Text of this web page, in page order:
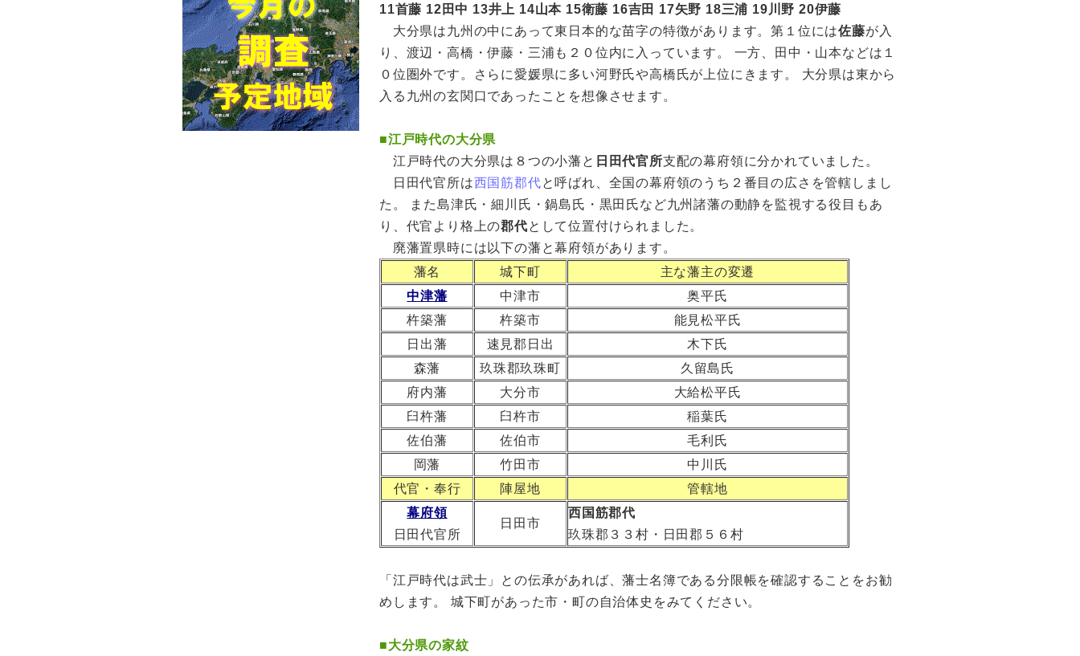
11首藤 12田中 13井上 14山本 15衛藤 16吉田 17矢野 18三浦 19川野 20伊藤
大分県は九州の中にあって東日本的な苗字の特徴があります。第１位には佐藤が入
り、渡辺・高橋・伊藤・三浦も２０位内に入っています。 一方、田中・山本などは１
０位圏外です。さらに愛媛県に多い河野氏や高橋氏が上位にきます。 大分県は東から
入る九州の玄関口であったことを想像させます。
■江戸時代の大分県
江戸時代の大分県は８つの小藩と 日田代官所支配の幕府領に分かれていました。
日田代官所は西国筋郡代と呼ばれ、全国の幕府領のうち２番目の広さを管轄しまし
た。 また島津氏・細川氏・鍋島氏・黒田氏など九州諸藩の動静を監視する役目もあ
り、代官より格上の郡代として位置付けられました。
廃藩置県時には以下の藩と幕府領があります。
藩名
城下町
主な藩主の変遷
中津藩
中津市
奥平氏
杵築藩
杵築市
能見松平氏
日出藩
速見郡日出
木下氏
森藩
玖珠郡玖珠町
久留島氏
府内藩
大分市
大給松平氏
臼杵藩
臼杵市
稲葉氏
佐伯藩
佐伯市
毛利氏
岡藩
竹田市
中川氏
代官・奉行
陣屋地
管轄地
幕府領
日田代官所
日田市
西国筋郡代
玖珠郡３３村・日田郡５６村
「江戸時代は武士」との伝承があれば、藩士名簿である分限帳を確認することをお勧
めします。 城下町があった市・町の自治体史をみてください。
■大分県の家紋